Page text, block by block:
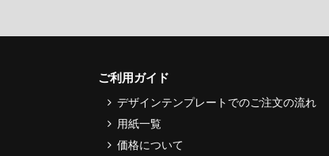
ご利用ガイド
デザインテンプレートでのご注文の流れ
用紙一覧
価格について